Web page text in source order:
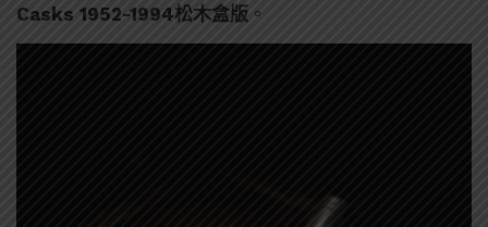
Casks 1952-1994松木盒版 。